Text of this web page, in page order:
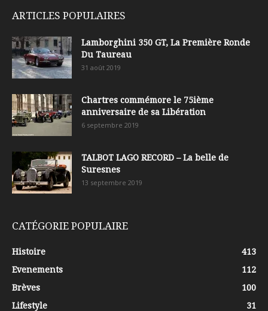
ARTICLES POPULAIRES
Lamborghini 350 GT, La Première Ronde
Du Taureau
31 août 2019
Chartres commémore le 75ième
anniversaire de sa Libération
6 septembre 2019
TALBOT LAGO RECORD – La belle de
Suresnes
13 septembre 2019
CATÉGORIE POPULAIRE
Histoire
413
Evenements
112
Brèves
100
Lifestyle
31